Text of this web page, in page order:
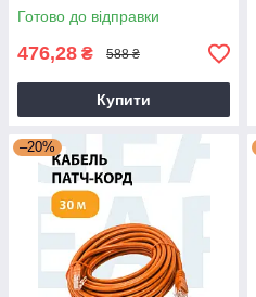
Готово до відправки
476,28 ₴ 588 ₴
Купити
–20%